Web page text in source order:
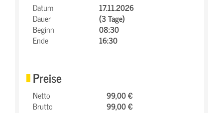
Datum
17.11.2026
Dauer
(3 Tage)
Beginn
08:30
Ende
16:30
Preise
Netto
99,00 €
Brutto
99,00 €